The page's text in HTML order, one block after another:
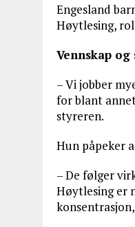
Engesland
Høytlesing,
Vennskap
– Vi jobber
for blant
styreren.
Hun påpeker
– De følger
Høytlesing er